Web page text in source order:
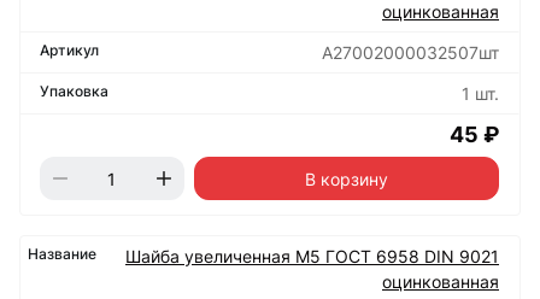
оцинкованная
А27002000032507шт
1 шт.
45 ₽
В корзину
Шайба увеличенная М5 ГОСТ 6958 DIN 9021
оцинкованная